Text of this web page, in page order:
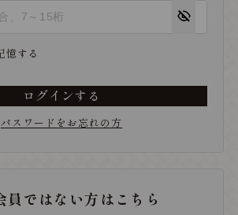
憶する
ログインする
パスワードをお忘れの方
員ではない方はこちら